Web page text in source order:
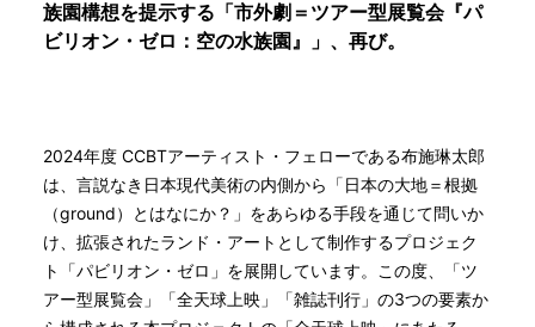
族園構想を提示する「市外劇＝ツアー型展覧会『パ
ビリオン・ゼロ：空の水族園』」、再び。
2024年度 CCBTアーティスト・フェローである布施琳太郎
は、言説なき日本現代美術の内側から「日本の大地＝根拠
（ground）とはなにか？」をあらゆる手段を通じて問いか
け、拡張されたランド・アートとして制作するプロジェク
ト「パビリオン・ゼロ」を展開しています。この度、「ツ
アー型展覧会」「全天球上映」「雑誌刊行」の3つの要素か